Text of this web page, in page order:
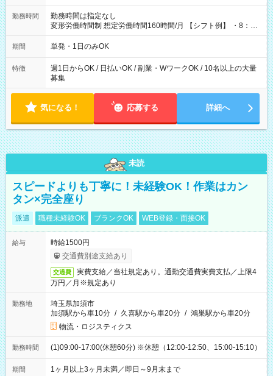
勤務時間
勤務時間は指定なし
変形労働時間制 想定労働時間160時間/月 【シフト例】 ・8：00
～21：00
期間 単発・1日のみOK
特徴
週1日からOK / 日払いOK / 副業・WワークOK / 10名以上の大量
募集
気になる！ 応募する 詳細へ
未読
スピードよりも丁寧に！未経験OK！作業はカン
タン×完全座り
派遣 職種未経験OK ブランクOK WEB登録・面接OK
給与
時給1500円
交通費別途支給あり
交通費
実費支給／当社規定あり。通勤交通費実費支払／上限4
万円／月※規定あり
勤務地
埼玉県加須市
加須駅から車10分 / 久喜駅から車20分 / 鴻巣駅から車20分
物流・ロジスティクス
勤務時間 (1)09:00-17:00(休憩60分) ※休憩（12:00-12:50、15:00-15:10）
期間 1ヶ月以上3ヶ月未満／即日～9月末まで